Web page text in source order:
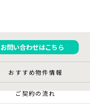
お問い合わせはこちら
おすすめ物件情報
ご契約の流れ